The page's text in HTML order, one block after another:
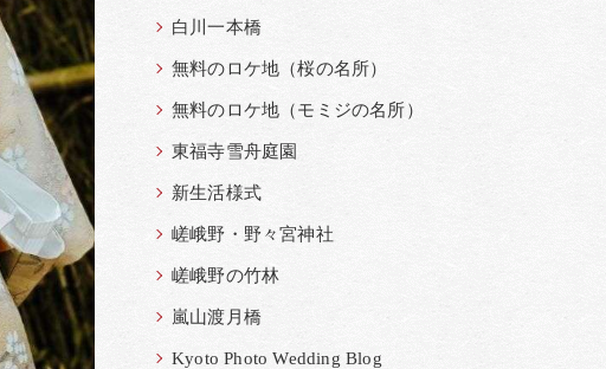
白川一本橋
無料のロケ地（桜の名所）
無料のロケ地（モミジの名所）
東福寺雪舟庭園
新生活様式
嵯峨野・野々宮神社
嵯峨野の竹林
嵐山渡月橋
Kyoto Photo Wedding Blog